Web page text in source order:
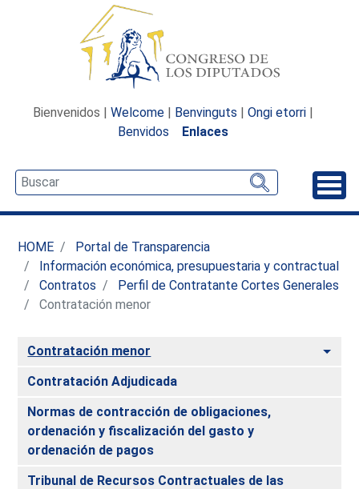
Bienvenidos | Welcome | Benvinguts | Ongi etorri |
Benvidos
Enlaces
HOME
Portal de Transparencia
Información económica, presupuestaria y contractual
Contratos
Perfil de Contratante Cortes Generales
Contratación menor
Contratación menor
Contratación Adjudicada
Normas de contracción de obligaciones,
ordenación y fiscalización del gasto y
ordenación de pagos
Tribunal de Recursos Contractuales de las